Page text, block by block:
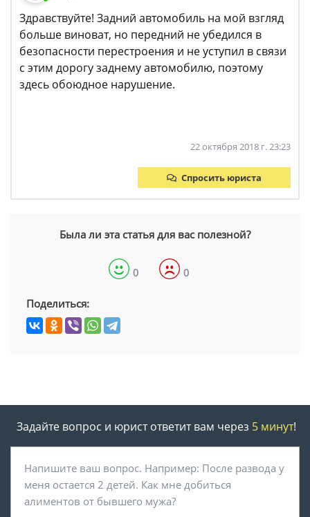
Здравствуйте! Задний автомобиль на мой взгляд
больше виноват, но передний не убедился в
безопасности перестроения и не уступил в связи
с этим дорогу заднему автомобилю, поэтому
здесь обоюдное нарушение.
22 октября 2018 г. 23:23
Спросить юриста
Была ли эта статья для вас полезной?
0 0
Поделиться:
Задайте вопрос и юрист ответит вам через 5 минут!